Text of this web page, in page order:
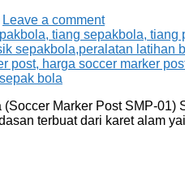
Leave a comment
Marker Post SMP-
terbuat dari karet alam